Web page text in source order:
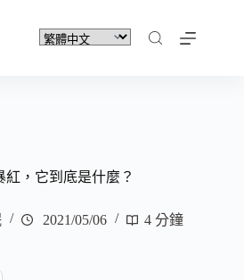
紅，它到底是什麼？
2021/05/06 4 分鐘